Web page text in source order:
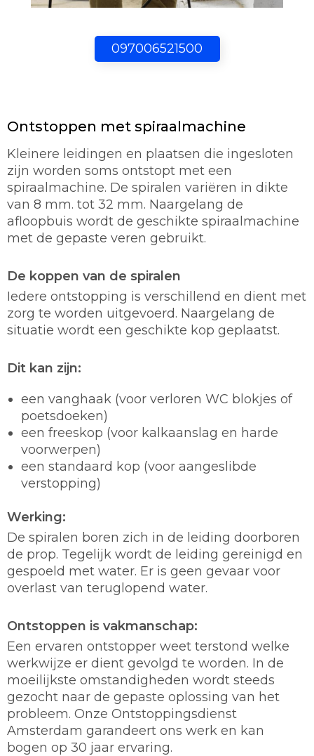
097006521500
Ontstoppen met spiraalmachine
Kleinere leidingen en plaatsen die ingesloten
zijn worden soms ontstopt met een
spiraalmachine. De spiralen variëren in dikte
van 8 mm. tot 32 mm. Naargelang de
afloopbuis wordt de geschikte spiraalmachine
met de gepaste veren gebruikt.
De koppen van de spiralen
Iedere ontstopping is verschillend en dient met
zorg te worden uitgevoerd. Naargelang de
situatie wordt een geschikte kop geplaatst.
Dit kan zijn:
een vanghaak (voor verloren WC blokjes of
poetsdoeken)
een freeskop (voor kalkaanslag en harde
voorwerpen)
een standaard kop (voor aangeslibde
verstopping)
Werking:
De spiralen boren zich in de leiding doorboren
de prop. Tegelijk wordt de leiding gereinigd en
gespoeld met water. Er is geen gevaar voor
overlast van teruglopend water.
Ontstoppen is vakmanschap:
Een ervaren ontstopper weet terstond welke
werkwijze er dient gevolgd te worden. In de
moeilijkste omstandigheden wordt steeds
gezocht naar de gepaste oplossing van het
probleem. Onze Ontstoppingsdienst
Amsterdam garandeert ons werk en kan
bogen op 30 jaar ervaring.